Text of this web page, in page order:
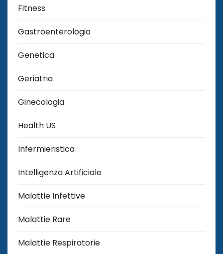
Fitness
Gastroenterologia
Genetica
Geriatria
Ginecologia
Health US
Infermieristica
Intelligenza Artificiale
Malattie Infettive
Malattie Rare
Malattie Respiratorie